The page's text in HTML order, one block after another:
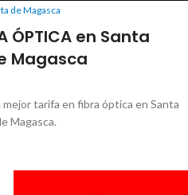
de Magasca
ÓPTICA en Santa
Magasca
tarifa en fibra óptica en Santa
Magasca.